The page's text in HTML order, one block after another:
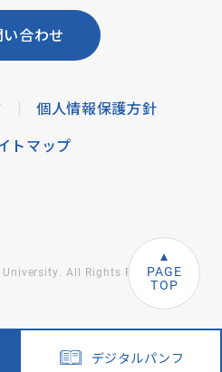
デジタルパンフ
PAGE
TOP
合わせ
|
個人情報保護方針
トマップ
All Rights Reserved.